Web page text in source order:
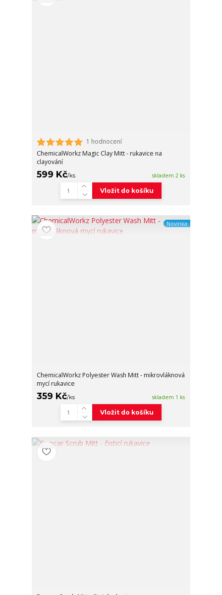
1 hodnocení
ChemicalWorkz Magic Clay Mitt - rukavice na
clayování
599 Kč/ks skladem 2 ks
Vložit do košíku
Novinka
ChemicalWorkz Polyester Wash Mitt - mikrovláknová
mycí rukavice
359 Kč/ks skladem 1 ks
Vložit do košíku